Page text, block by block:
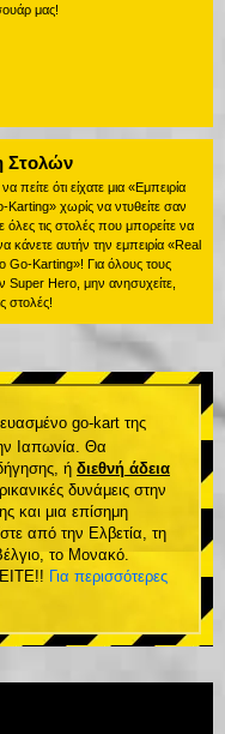
μας!
Στολών
πείτε ότι είχατε μια «Εμπειρία
χωρίς να ντυθείτε σαν
τις στολές που μπορείτε να
κάνετε αυτήν την εμπειρία «Real
Go-Karting»! Για όλους τους
Super Hero, μην ανησυχείτε,
στολές!
go-kart της
Ιαπωνία. Θα
ή διεθνή άδεια
δυνάμεις στην
και μια επίσημη
από την Ελβετία, τη
το Μονακό.
Για περισσότερες